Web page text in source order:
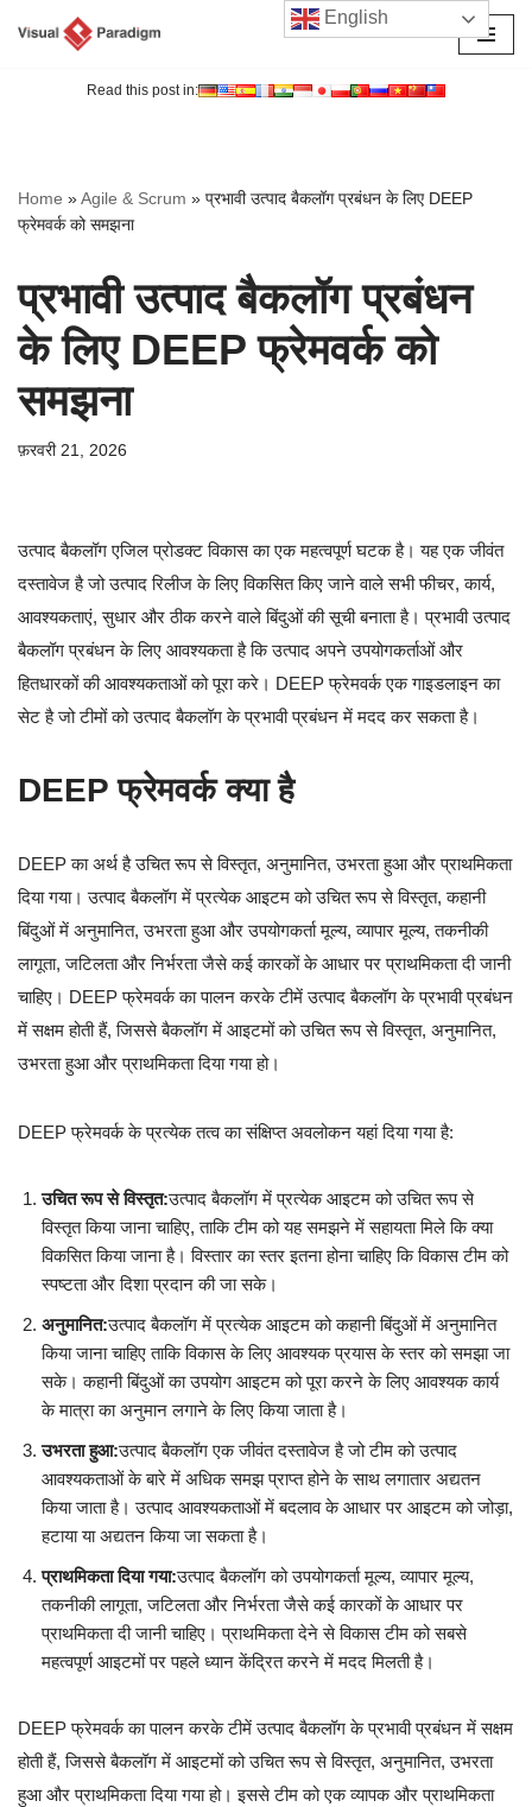
Read this post in:
Home »Agile & Scrum » प्रभावी उत्पाद बैकलॉग प्रबंधन के लिए DEEP
फ्रेमवर्क को समझना
प्रभावी उत्पाद बैकलॉग प्रबंधन
के लिए DEEP फ्रेमवर्क को
समझना
फ़रवरी 21, 2026
उत्पाद बैकलॉग एजिल प्रोडक्ट विकास का एक महत्वपूर्ण घटक है। यह एक जीवंत
दस्तावेज है जो उत्पाद रिलीज के लिए विकसित किए जाने वाले सभी फीचर, कार्य,
आवश्यकताएं, सुधार और ठीक करने वाले बिंदुओं की सूची बनाता है। प्रभावी उत्पाद
बैकलॉग प्रबंधन के लिए आवश्यकता है कि उत्पाद अपने उपयोगकर्ताओं और
हितधारकों की आवश्यकताओं को पूरा करे। DEEP फ्रेमवर्क एक गाइडलाइन का
सेट है जो टीमों को उत्पाद बैकलॉग के प्रभावी प्रबंधन में मदद कर सकता है।
DEEP फ्रेमवर्क क्या है
DEEP का अर्थ है उचित रूप से विस्तृत, अनुमानित, उभरता हुआ और प्राथमिकता
दिया गया। उत्पाद बैकलॉग में प्रत्येक आइटम को उचित रूप से विस्तृत, कहानी
बिंदुओं में अनुमानित, उभरता हुआ और उपयोगकर्ता मूल्य, व्यापार मूल्य, तकनीकी
लागूता, जटिलता और निर्भरता जैसे कई कारकों के आधार पर प्राथमिकता दी जानी
चाहिए। DEEP फ्रेमवर्क का पालन करके टीमें उत्पाद बैकलॉग के प्रभावी प्रबंधन
में सक्षम होती हैं, जिससे बैकलॉग में आइटमों को उचित रूप से विस्तृत, अनुमानित,
उभरता हुआ और प्राथमिकता दिया गया हो।
DEEP फ्रेमवर्क के प्रत्येक तत्व का संक्षिप्त अवलोकन यहां दिया गया है:
उचित रूप से विस्तृत:उत्पाद बैकलॉग में प्रत्येक आइटम को उचित रूप से
विस्तृत किया जाना चाहिए, ताकि टीम को यह समझने में सहायता मिले कि क्या
विकसित किया जाना है। विस्तार का स्तर इतना होना चाहिए कि विकास टीम को
स्पष्टता और दिशा प्रदान की जा सके।
अनुमानित:उत्पाद बैकलॉग में प्रत्येक आइटम को कहानी बिंदुओं में अनुमानित
किया जाना चाहिए ताकि विकास के लिए आवश्यक प्रयास के स्तर को समझा जा
सके। कहानी बिंदुओं का उपयोग आइटम को पूरा करने के लिए आवश्यक कार्य
के मात्रा का अनुमान लगाने के लिए किया जाता है।
उभरता हुआ:उत्पाद बैकलॉग एक जीवंत दस्तावेज है जो टीम को उत्पाद
आवश्यकताओं के बारे में अधिक समझ प्राप्त होने के साथ लगातार अद्यतन
किया जाता है। उत्पाद आवश्यकताओं में बदलाव के आधार पर आइटम को जोड़ा,
हटाया या अद्यतन किया जा सकता है।
प्राथमिकता दिया गया:उत्पाद बैकलॉग को उपयोगकर्ता मूल्य, व्यापार मूल्य,
तकनीकी लागूता, जटिलता और निर्भरता जैसे कई कारकों के आधार पर
प्राथमिकता दी जानी चाहिए। प्राथमिकता देने से विकास टीम को सबसे
महत्वपूर्ण आइटमों पर पहले ध्यान केंद्रित करने में मदद मिलती है।
DEEP फ्रेमवर्क का पालन करके टीमें उत्पाद बैकलॉग के प्रभावी प्रबंधन में सक्षम
होती हैं, जिससे बैकलॉग में आइटमों को उचित रूप से विस्तृत, अनुमानित, उभरता
हुआ और प्राथमिकता दिया गया हो। इससे टीम को एक व्यापक और प्राथमिकता
English